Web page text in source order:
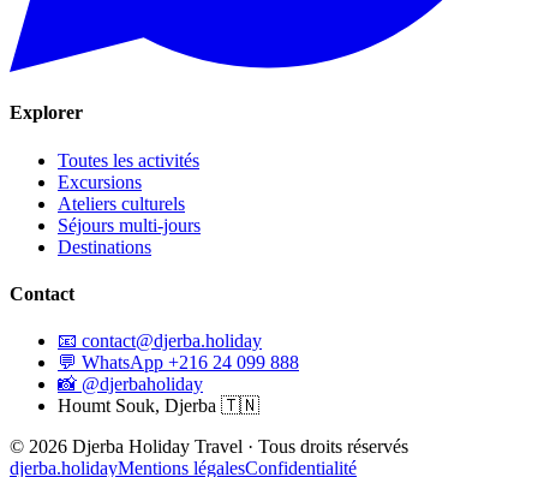
Explorer
Toutes les activités
Excursions
Ateliers culturels
Séjours multi-jours
Destinations
Contact
📧 contact@djerba.holiday
💬 WhatsApp +216 24 099 888
📸 @djerbaholiday
Houmt Souk, Djerba 🇹🇳
© 2026 Djerba Holiday Travel · Tous droits réservés
djerba.holidayMentions légalesConfidentialité